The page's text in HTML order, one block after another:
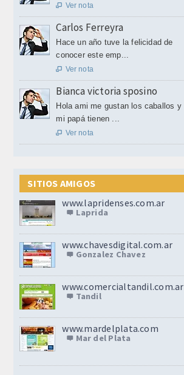
 Ver nota
Carlos Ferreyra
Hace un año tuve la felicidad de
conocer este emp...
 Ver nota
Bianca victoria sposino
Hola ami me gustan los caballos y
mi papá tienen ...
 Ver nota
SITIOS AMIGOS
www.lapridenses.com.ar
Laprida
www.chavesdigital.com.ar
Gonzalez Chavez
www.comercialtandil.com.ar
Tandil
www.mardelplata.com
Mar del Plata